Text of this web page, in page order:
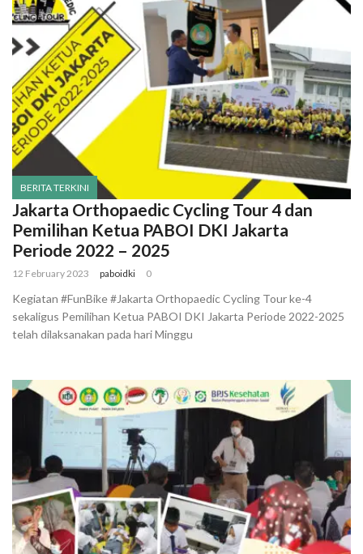
BERITA TERKINI
Jakarta Orthopaedic Cycling Tour 4 dan
Pemilihan Ketua PABOI DKI Jakarta
Periode 2022 – 2025
12 February 2023 paboidki 0
Kegiatan #FunBike #Jakarta Orthopaedic Cycling Tour ke-4
sekaligus Pemilihan Ketua PABOI DKI Jakarta Periode 2022-2025
telah dilaksanakan pada hari Minggu